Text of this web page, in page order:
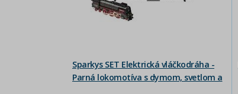
Sparkys SET Elektrická vláčkodráha -
Parná lokomotíva s dymom, svetlom a